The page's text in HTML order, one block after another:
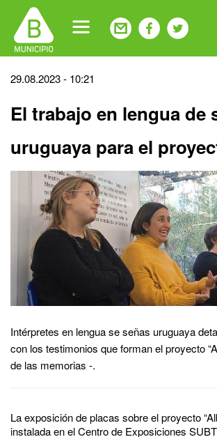
navigation
Back
top
29.08.2023 - 10:21
El trabajo en lengua de
uruguaya para el
Intérpretes en lengua se señas uruguaya
con los testimonios que forman el proyecto
de las memorias -.
La exposición de placas sobre el proyecto
instalada en el Centro de Exposiciones